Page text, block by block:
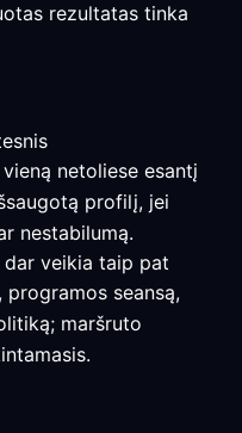
rezultatas tinka
netoliese esantį
profilį, jei
nestabilumą.
dar veikia taip pat
seansą,
maršruto